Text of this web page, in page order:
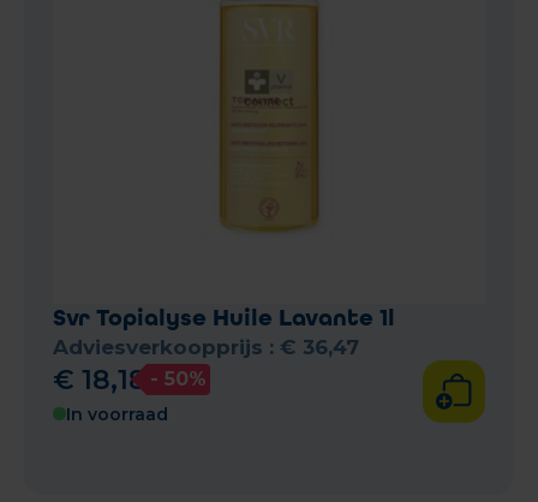
Svr Topialyse Huile Lavante 1l
Adviesverkoopprijs : € 36,47
€ 18,18 - 50%
In voorraad